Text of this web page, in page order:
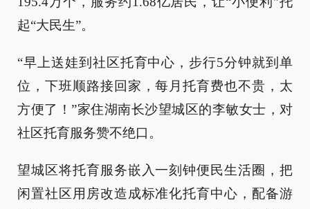
起“大民生”。
“早上送娃到社区托育中心，步行5分钟就到单
位，下班顺路接回家，每月托育费也不贵，太
方便了！”家住湖南长沙望城区的李敏女士，对
社区托育服务赞不绝口。
望城区将托育服务嵌入一刻钟便民生活圈，把
闲置社区用房改造成标准化托育中心，配备游